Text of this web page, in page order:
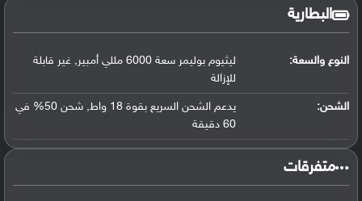
البطارية
النوع والسعة:
ليثيوم بوليمر سعة 6000 مللي أمبير, غير قابلة
للإزالة
الشحن:
يدعم الشحن السريع بقوة 18 واط, شحن 50% في
60 دقيقة
‏متفرقات‏